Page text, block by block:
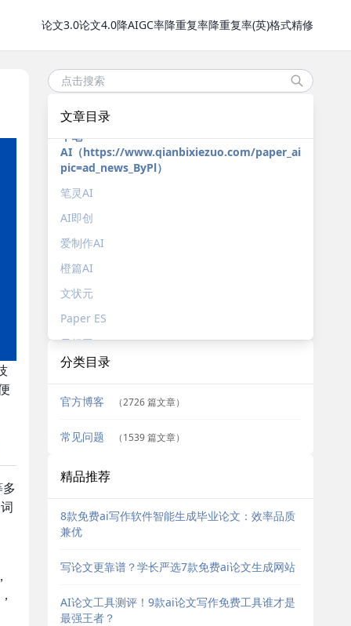
论文3.0论文4.0降AIGC率降重复率降重复率(英)格式精修
文章目录
千笔
AI（https://www.qianbixiezuo.com/paper_aigc?
pic=ad_news_ByPl）
笔灵AI
AI即创
爱制作AI
橙篇AI
文状元
Paper ES
早标网
分类目录
官方博客 （2726 篇文章）
常见问题 （1539 篇文章）
精品推荐
8款免费ai写作软件智能生成毕业论文：效率品质
兼优
写论文更靠谱？学长严选7款免费ai论文生成网站
AI论文工具测评！9款ai论文写作免费工具谁才是
最强王者？